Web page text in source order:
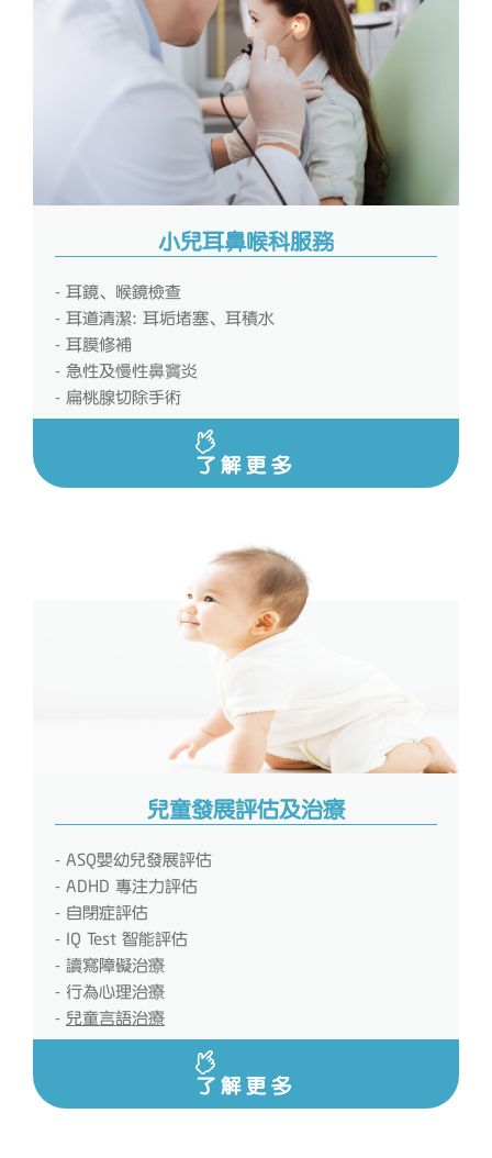
小兒耳鼻喉科服務
- 耳鏡、喉鏡檢查
- 耳道清潔: 耳垢堵塞、耳積水
- 耳膜修補
- 急性及慢性鼻竇炎
- 扁桃腺切除手術
了解更多
兒童發展評估及治療
- ASQ嬰幼兒發展評估
- ADHD 專注力評估
- 自閉症評估
- IQ Test 智能評估
- 讀寫障礙治療
- 行為心理治療
- 兒童言語治療
了解更多